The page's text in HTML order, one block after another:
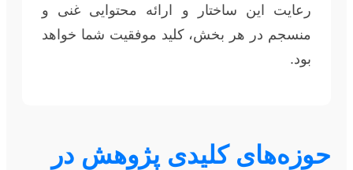
رعایت این ساختار و ارائه محتوایی غنی و
منسجم در هر بخش، کلید موفقیت شما خواهد
بود.
حوزه‌های کلیدی پژوهش در